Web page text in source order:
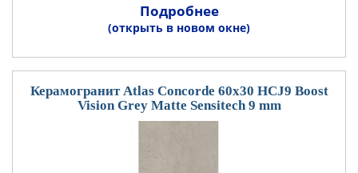
Подробнее
(открыть в новом окне)
Керамогранит Atlas Concorde 60x30 HCJ9 Boost
Vision Grey Matte Sensitech 9 mm